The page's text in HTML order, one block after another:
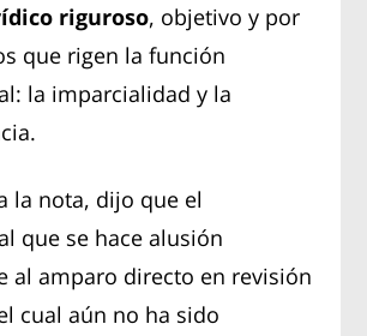
riguroso, objetivo y por
que rigen la función
la imparcialidad y la
la nota, dijo que el
que se hace alusión
al amparo directo en revisión
cual aún no ha sido